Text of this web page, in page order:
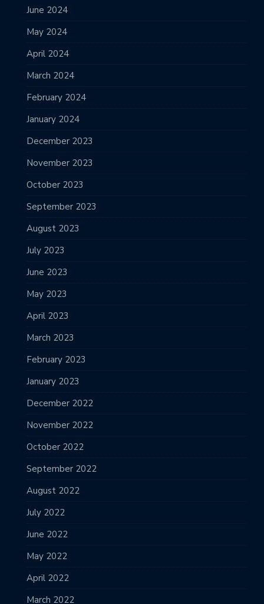
June 2024
May 2024
April 2024
March 2024
February 2024
January 2024
December 2023
November 2023
October 2023
September 2023
August 2023
July 2023
June 2023
May 2023
April 2023
March 2023
February 2023
January 2023
December 2022
November 2022
October 2022
September 2022
August 2022
July 2022
June 2022
May 2022
April 2022
March 2022